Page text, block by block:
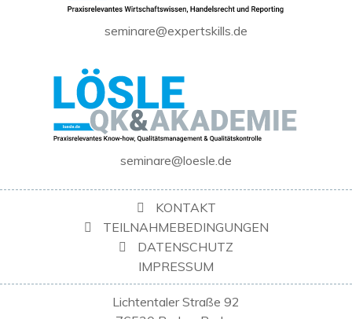
seminare@expertskills.de
seminare@loesle.de
KONTAKT
TEILNAHMEBEDINGUNGEN
DATENSCHUTZ
IMPRESSUM
Lichtentaler Straße 92